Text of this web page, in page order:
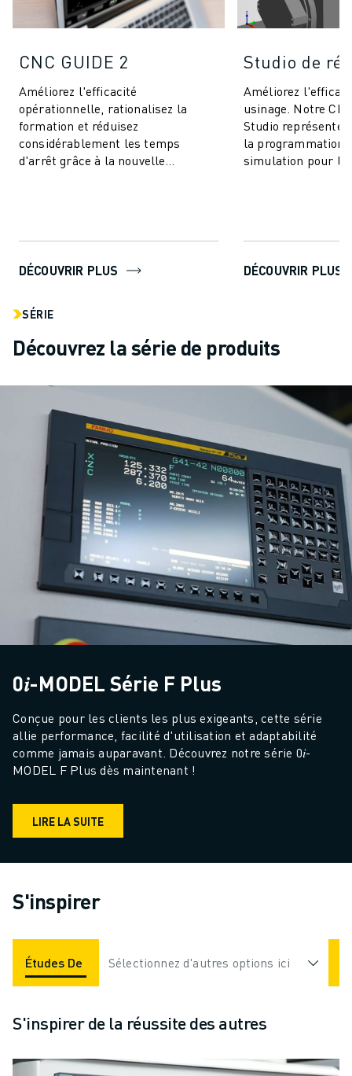
CNC GUIDE 2
Améliorez l'efficacité
opérationnelle, rationalisez la
formation et réduisez
considérablement les temps
d'arrêt grâce à la nouvelle
DÉCOUVRIR PLUS
Studio de
Améliorez
usinage. Notre
Studio représente
la programmation
simulation pour
DÉCOUVRIR PLUS
SÉRIE
Découvrez la série de produits
0𝑖-MODEL Série F Plus
Conçue pour les clients les plus exigeants, cette série
allie performance, facilité d'utilisation et adaptabilité
comme jamais auparavant. Découvrez notre série 0𝑖-
MODEL F Plus dès maintenant !
LIRE LA SUITE
S'inspirer
Études De Cas Applications Industries
Sélectionnez d'autres options ici
S'inspirer de la réussite des autres